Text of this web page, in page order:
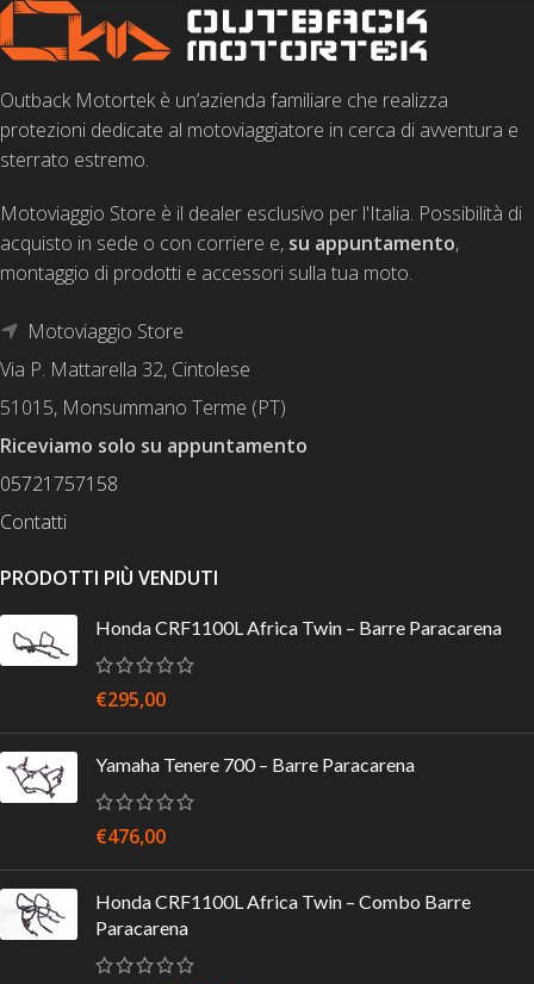
Outback Motortek è un’azienda familiare che realizza
protezioni dedicate al motoviaggiatore in cerca di avventura e
sterrato estremo.
Motoviaggio Store è il dealer esclusivo per l'Italia. Possibilità di
acquisto in sede o con corriere e, su appuntamento,
montaggio di prodotti e accessori sulla tua moto.
Motoviaggio Store
Via P. Mattarella 32, Cintolese
51015, Monsummano Terme (PT)
Riceviamo solo su appuntamento
05721757158
Contatti
PRODOTTI PIÙ VENDUTI
Honda CRF1100L Africa Twin – Barre Paracarena
€295,00
Yamaha Tenere 700 – Barre Paracarena
€476,00
Honda CRF1100L Africa Twin – Combo Barre
Paracarena